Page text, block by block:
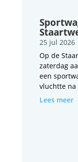
25 jul 2026
Op de
zaterdag
een
vluchtte na
Lees meer